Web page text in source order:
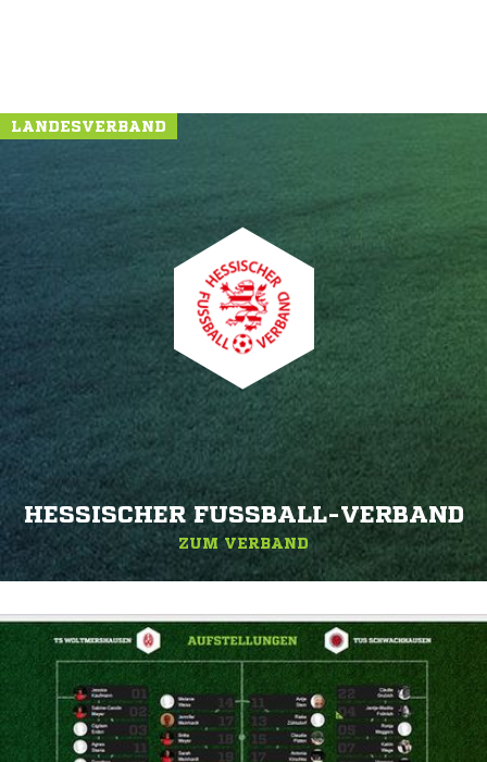
LANDESVERBAND
HESSISCHER FUSSBALL-VERBAND
ZUM VERBAND